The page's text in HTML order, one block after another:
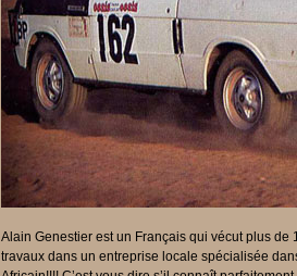
Alain Genestier est un Français qui vécut plus
travaux dans un entreprise locale spécialisée